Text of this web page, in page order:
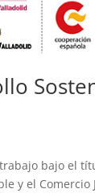
bajo el
y el